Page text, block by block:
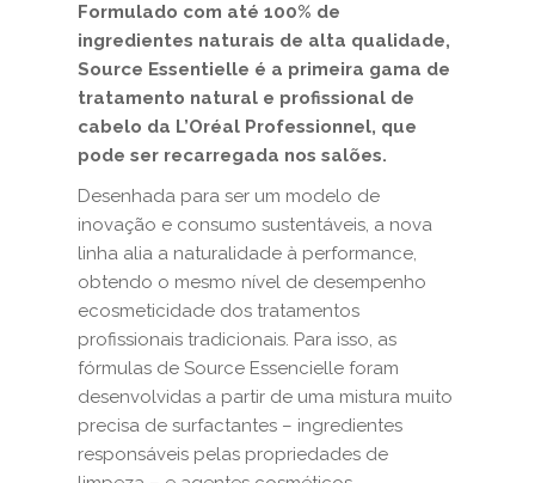
Formulado com até 100% de
ingredientes naturais de alta qualidade,
Source Essentielle é a primeira gama de
tratamento natural e profissional de
cabelo da L’Oréal Professionnel, que
pode ser recarregada nos salões.
Desenhada para ser um modelo de
inovação e consumo sustentáveis, a nova
linha alia a naturalidade à performance,
obtendo o mesmo nível de desempenho
ecosmeticidade dos tratamentos
profissionais tradicionais. Para isso, as
fórmulas de Source Essencielle foram
desenvolvidas a partir de uma mistura muito
precisa de surfactantes – ingredientes
responsáveis pelas propriedades de